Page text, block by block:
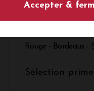
Accepter &
Rouge - Bordeaux -
Sélection